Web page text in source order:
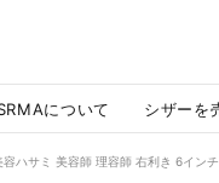
について シザーを
ハサミ 美容師 理容師 右利き 6イン